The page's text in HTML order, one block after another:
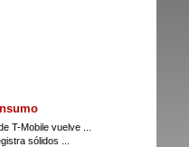
T-Mobile vuelve ...
sólidos ...